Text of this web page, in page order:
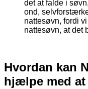
det at falde i
ond,
nattesøvn, fordi
nattesøvn, at det
Hvordan kan
hjælpe med